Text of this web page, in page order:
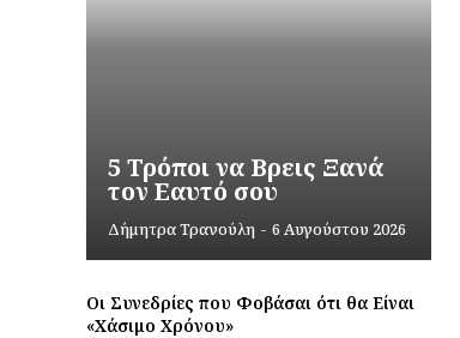
5 Τρόποι να Βρεις Ξανά
τον Εαυτό σου
Δήμητρα Τρανούλη - 6 Αυγούστου 2026
Οι Συνεδρίες που Φοβάσαι ότι θα Είναι
«Χάσιμο Χρόνου»